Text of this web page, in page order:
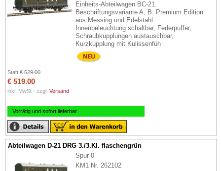
Einheits-Abteilwagen BC-21.
Beschriftungsvariante A, B. Premium Edition
aus Messing und Edelstahl.
Innenbeleuchtung schaltbar, Federpuffer,
Schraubkupplungen austauschbar,
Kurzkupplung mit Kulissenfüh
Statt € 529.00
€ 519.00
inkl. MwSt - zzgl. Versand
Vorrätig und sofort lieferbar.
Abteilwagen D-21 DRG 3./3.Kl. flaschengrün
Spur 0
KM1 Nr. 262102